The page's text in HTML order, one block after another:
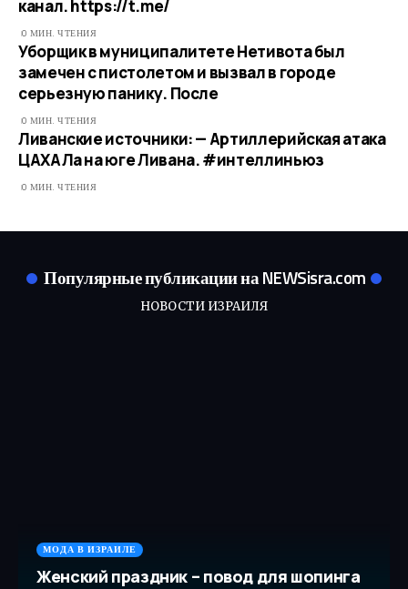
канал. https://t.me/
0 МИН. ЧТЕНИЯ
Уборщик в муниципалитете Нетивота был
замечен с пистолетом и вызвал в городе
серьезную панику. После
0 МИН. ЧТЕНИЯ
Ливанские источники: — Артиллерийская атака
ЦАХАЛа на юге Ливана. #интеллиньюз
0 МИН. ЧТЕНИЯ
Популярные публикации на NEWSisra.com
НОВОСТИ ИЗРАИЛЯ
МОДА В ИЗРАИЛЕ
Женский праздник – повод для шопинга